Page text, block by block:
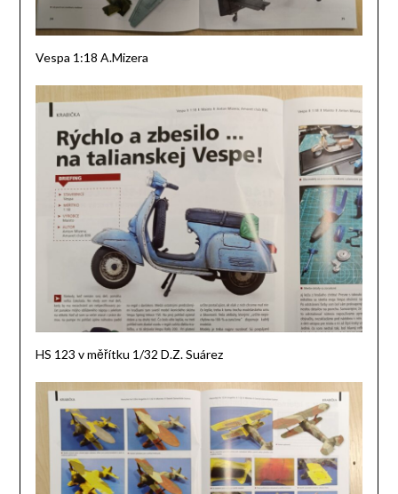
Vespa 1:18 A.Mizera
HS 123 v měřítku 1/32 D.Z. Suárez